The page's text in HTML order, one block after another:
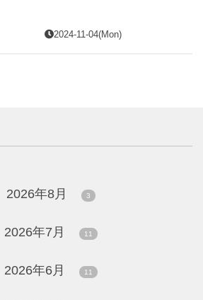
2024-11-04(Mon)
2026年8月 3
2026年7月 11
2026年6月 11